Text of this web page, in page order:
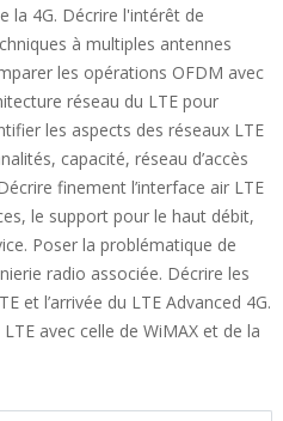
la 4G. Décrire l'intérêt de
à multiples antennes
les opérations OFDM avec
réseau du LTE pour
les aspects des réseaux LTE
capacité, réseau d’accès
finement l’interface air LTE
le support pour le haut débit,
Poser la problématique de
radio associée. Décrire les
et l’arrivée du LTE Advanced 4G.
avec celle de WiMAX et de la